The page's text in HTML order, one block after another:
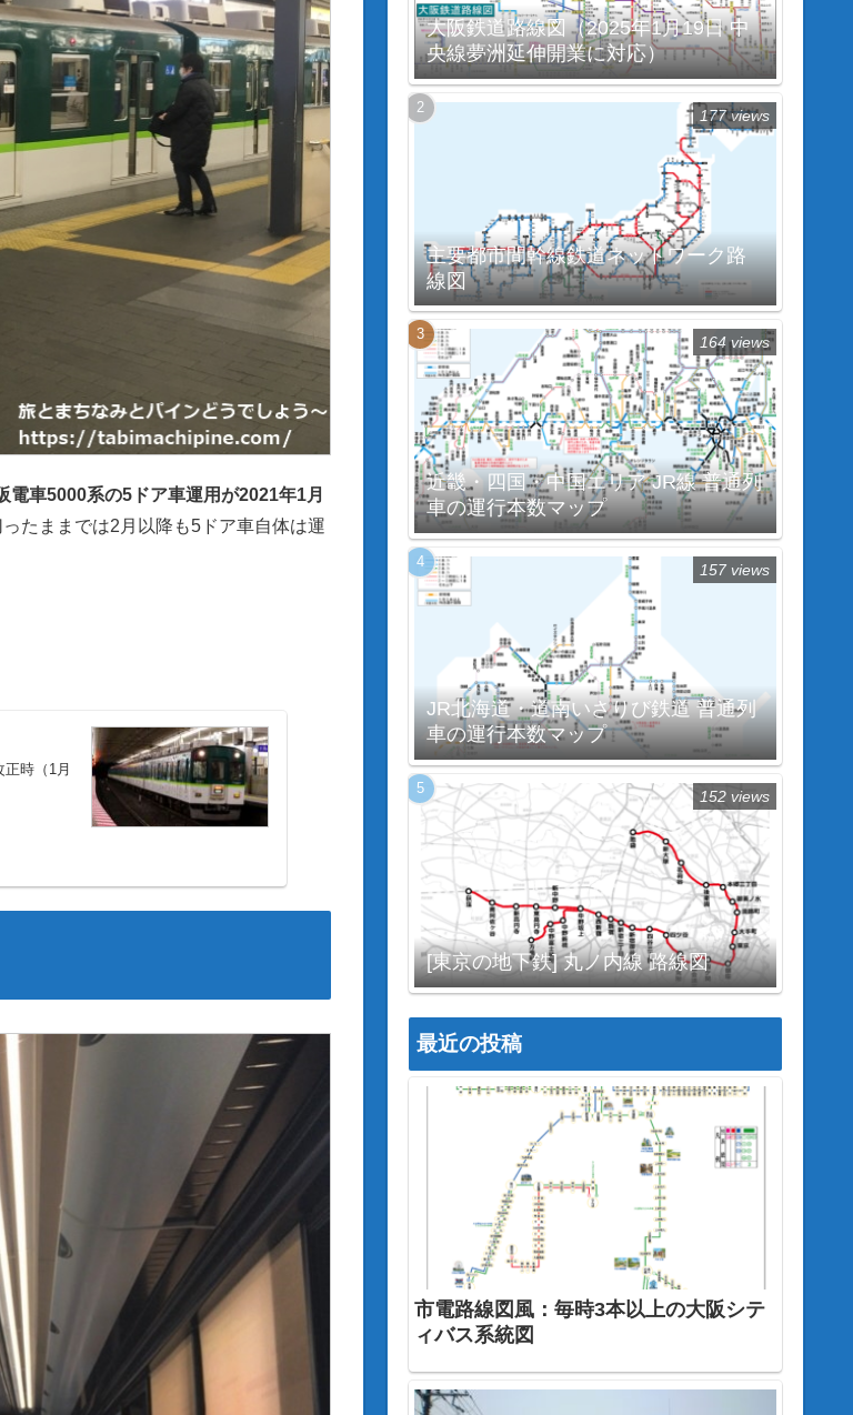
電車5000系の5ドア車運用が2021年1月
たままでは2月以降も5ドア車自体は運
時（1月
大阪鉄道路線図（2025年1月19日 中
央線夢洲延伸開業に対応）
主要都市間幹線鉄道ネットワーク路
線図
177 views
近畿・四国・中国エリア JR線 普通列
車の運行本数マップ
164 views
JR北海道・道南いさりび鉄道 普通列
車の運行本数マップ
157 views
[東京の地下鉄] 丸ノ内線 路線図
152 views
最近の投稿
市電路線図風：毎時3本以上の大阪シテ
ィバス系統図